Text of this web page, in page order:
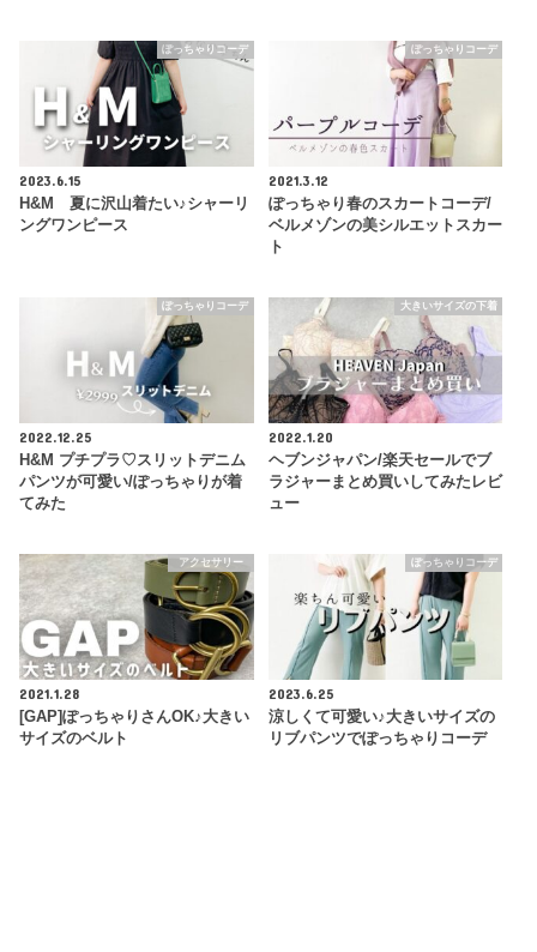
ぽっちゃりコーデ
2023.6.15
H&M 夏に沢山着たい♪シャーリ
ングワンピース
ぽっちゃりコーデ
2021.3.12
ぽっちゃり春のスカートコーデ/
ベルメゾンの美シルエットスカー
ト
ぽっちゃりコーデ
2022.12.25
H&M プチプラ♡スリットデニム
パンツが可愛い/ぽっちゃりが着
てみた
大きいサイズの下着
2022.1.20
ヘブンジャパン/楽天セールでブ
ラジャーまとめ買いしてみたレビ
ュー
アクセサリー
2021.1.28
[GAP]ぽっちゃりさんOK♪大きい
サイズのベルト
ぽっちゃりコーデ
2023.6.25
涼しくて可愛い♪大きいサイズの
リブパンツでぽっちゃりコーデ